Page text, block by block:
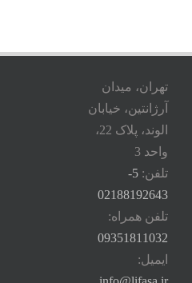
تهران، میدان
آرژانتین، خیابان
الوند، پلاک 22،
واحد 3
تلفن:
5-
02188192643
تلفن همراه:
09351811032
ایمیل: